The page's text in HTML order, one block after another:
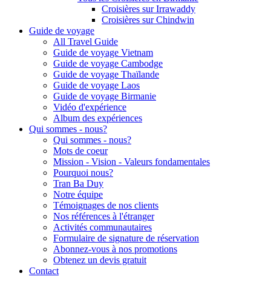
Croisières sur Irrawaddy
Croisières sur Chindwin
Guide de voyage
All Travel Guide
Guide de voyage Vietnam
Guide de voyage Cambodge
Guide de voyage Thaïlande
Guide de voyage Laos
Guide de voyage Birmanie
Vidéo d'expérience
Album des expériences
Qui sommes - nous?
Qui sommes - nous?
Mots de coeur
Mission - Vision - Valeurs fondamentales
Pourquoi nous?
Tran Ba Duy
Notre équipe
Témoignages de nos clients
Nos références à l'étranger
Activités communautaires
Formulaire de signature de réservation
Abonnez-vous à nos promotions
Obtenez un devis gratuit
Contact